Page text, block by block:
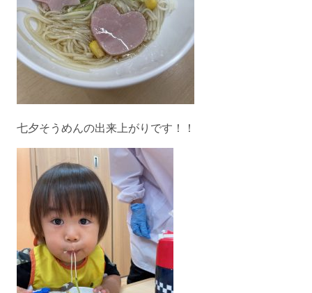
七夕そうめんの出来上がりです！！